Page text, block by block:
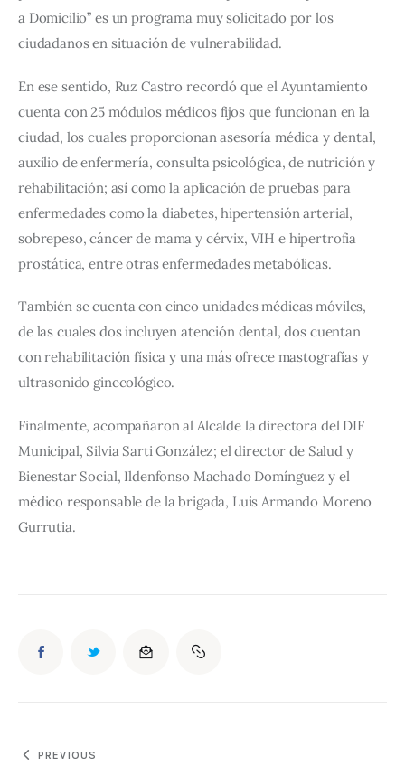
a Domicilio” es un programa muy solicitado por los
ciudadanos en situación de vulnerabilidad.
En ese sentido, Ruz Castro recordó que el Ayuntamiento
cuenta con 25 módulos médicos fijos que funcionan en la
ciudad, los cuales proporcionan asesoría médica y dental,
auxilio de enfermería, consulta psicológica, de nutrición y
rehabilitación; así como la aplicación de pruebas para
enfermedades como la diabetes, hipertensión arterial,
sobrepeso, cáncer de mama y cérvix, VIH e hipertrofia
prostática, entre otras enfermedades metabólicas.
También se cuenta con cinco unidades médicas móviles,
de las cuales dos incluyen atención dental, dos cuentan
con rehabilitación física y una más ofrece mastografías y
ultrasonido ginecológico.
Finalmente, acompañaron al Alcalde la directora del DIF
Municipal, Silvia Sarti González; el director de Salud y
Bienestar Social, Ildenfonso Machado Domínguez y el
médico responsable de la brigada, Luis Armando Moreno
Gurrutia.
PREVIOUS